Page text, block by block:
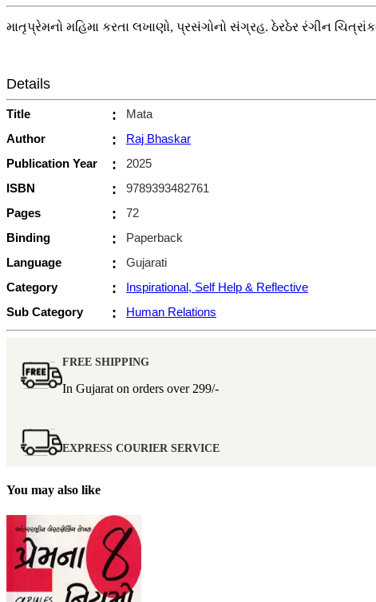
માતૃપ્રેમનો મહિમા કરતા લખાણો, પ્રસંગોનો સંગ્રહ. ઠેરઠેર રંગીન
Details
Title :
Mata
Author
:
Raj Bhaskar
Publication Year
:
2025
ISBN
:
9789393482761
Pages
:
72
Binding
:
Paperback
Language
:
Gujarati
Category
:
Inspirational, Self Help & Reflective
Sub Category
: Human Relations
FREE SHIPPING
In Gujarat on orders over 299/-
EXPRESS COURIER SERVICE
You may also like